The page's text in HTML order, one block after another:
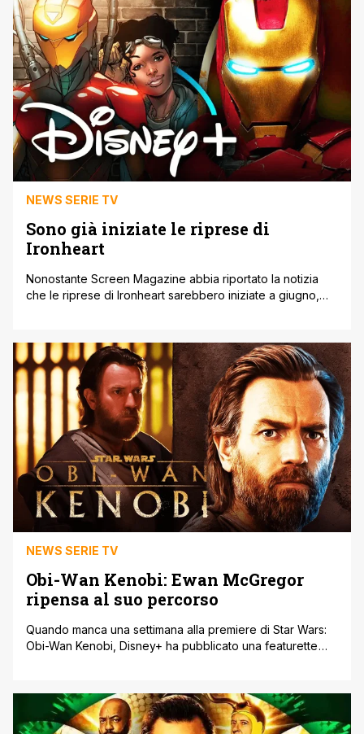
u/RAMcGonagall, sono stati rivelati i nuovi autori della
prossima serie Disney+ Agatha: House [']
NEWS SERIE TV
Sono già iniziate le riprese di
Ironheart
Nonostante Screen Magazine abbia riportato la notizia
che le riprese di Ironheart sarebbero iniziate a giugno,
da parte della troupe della serie Marvel Studios. Con ogni
probabilità si tratta di riprese test o sequenze
panoramiche, ovvero quelle [']
NEWS SERIE TV
Obi-Wan Kenobi: Ewan McGregor
ripensa al suo percorso
Quando manca una settimana alla premiere di Star Wars:
Obi-Wan Kenobi, Disney+ ha pubblicato una featurette
della serie. Inizia mostrando i momenti salienti del film che
ha dato inizio al franchise di Star Wars, Una Nuova [']